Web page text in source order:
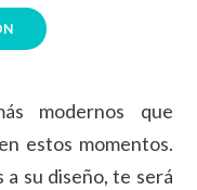
modernos que
estos momentos.
a su diseño, te será